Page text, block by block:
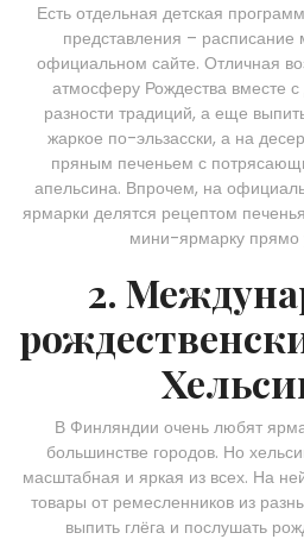
Есть отдельная детская
представления –
официальном сайте. Отличная
атмосферу Рождества вместе с
разности традиций, а еще
жаркое по-эльзасски, а на
пряным печеньем с
апельсина. Впрочем, на
ярмарки делятся рецептом
мини-ярмарку прямо
2.
В Финляндии очень любят
большинстве городов. Но
масштабная и яркая из всех. На
товары от ремесленников из
выпить глёга и послушать